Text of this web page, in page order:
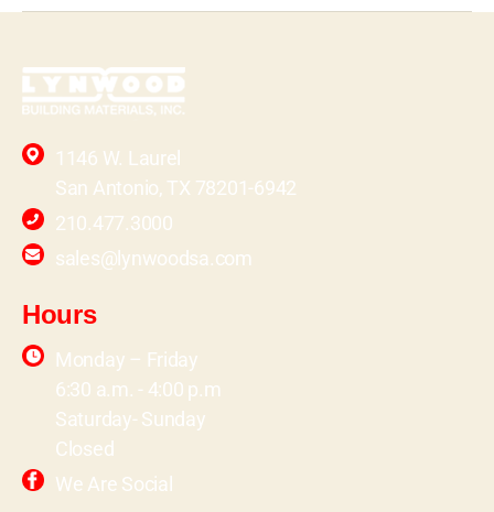
1146 W. Laurel
San Antonio, TX 78201-6942
210.477.3000
sales@lynwoodsa.com
Hours
Monday – Friday
6:30 a.m. - 4:00 p.m
Saturday- Sunday
Closed
We Are Social